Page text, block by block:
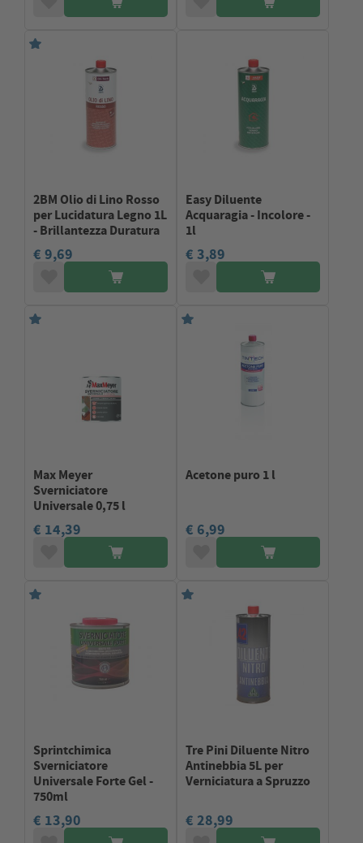
2BM Olio di Lino Rosso
per Lucidatura Legno 1L
- Brillantezza Duratura
€ 9,69
Easy Diluente
Acquaragia - Incolore -
1l
€ 3,89
Max Meyer
Sverniciatore
Universale 0,75 l
€ 14,39
Acetone puro 1 l
€ 6,99
Sprintchimica
Sverniciatore
Universale Forte Gel -
750ml
€ 13,90
Tre Pini Diluente Nitro
Antinebbia 5L per
Verniciatura a Spruzzo
€ 28,99